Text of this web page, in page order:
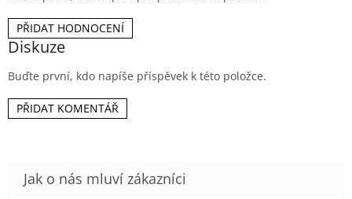
PŘIDAT HODNOCENÍ
Diskuze
Buďte první, kdo napíše příspěvek k této položce.
PŘIDAT KOMENTÁŘ